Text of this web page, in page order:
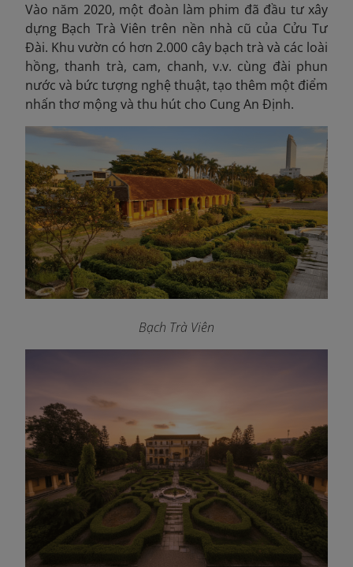
Vào năm 2020, một đoàn làm phim đã đầu tư xây
dựng Bạch Trà Viên trên nền nhà cũ của Cửu Tư
Đài. Khu vườn có hơn 2.000 cây bạch trà và các loài
hồng, thanh trà, cam, chanh, v.v. cùng đài phun
nước và bức tượng nghệ thuật, tạo thêm một điểm
nhấn thơ mộng và thu hút cho Cung An Định.
Bạch Trà Viên